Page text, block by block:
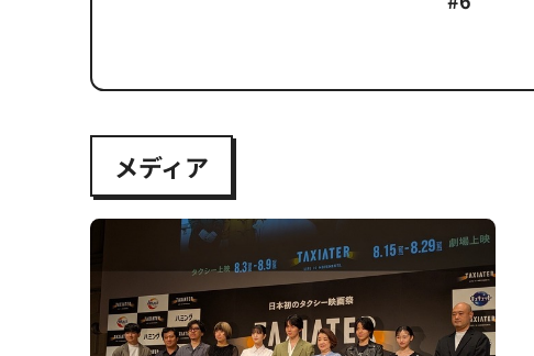
メディア